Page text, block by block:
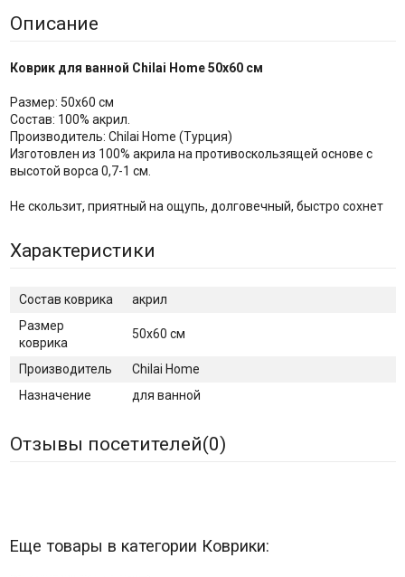
Описание
Коврик для ванной Chilai Home 50х60 см
Размер: 50х60 см
Состав: 100% акрил.
Производитель: Chilai Home (Турция)
Изготовлен из 100% акрила на противоскользящей основе с
высотой ворса 0,7-1 см.
Не скользит, приятный на ощупь, долговечный, быстро сохнет
Характеристики
Cостав коврика
акрил
Размер
коврика
50x60 см
Производитель
Chilai Home
Назначение
для ванной
Отзывы посетителей(0)
Еще товары в категории Коврики: